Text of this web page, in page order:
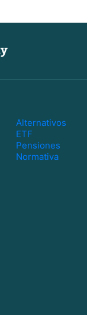
Alternativos
ETF
Pensiones
Normativa